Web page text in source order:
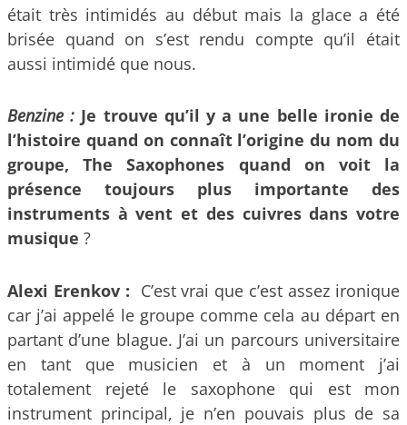
était très intimidés au début mais la glace a été
brisée quand on s’est rendu compte qu’il était
aussi intimidé que nous.
Benzine : Je trouve qu’il y a une belle ironie de
l’histoire quand on connaît l’origine du nom du
groupe, The Saxophones quand on voit la
présence toujours plus importante des
instruments à vent et des cuivres dans votre
musique ?
Alexi Erenkov : C’est vrai que c’est assez ironique
car j’ai appelé le groupe comme cela au départ en
partant d’une blague. J’ai un parcours universitaire
en tant que musicien et à un moment j’ai
totalement rejeté le saxophone qui est mon
instrument principal, je n’en pouvais plus de sa